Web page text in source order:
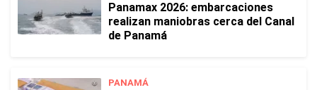
Panamax 2026: embarcaciones
realizan maniobras cerca del Canal
de Panamá
PANAMÁ